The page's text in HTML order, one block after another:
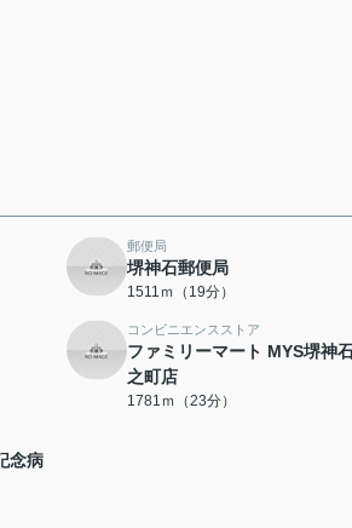
郵便局
堺神石郵便局
1511ｍ（19分）
コンビニエンスストア
ファミリーマート MYS堺神
之町店
1781ｍ（23分）
念病